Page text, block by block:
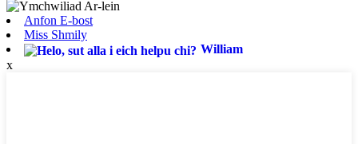
Anfon E-bost
Miss Shmily
William
x